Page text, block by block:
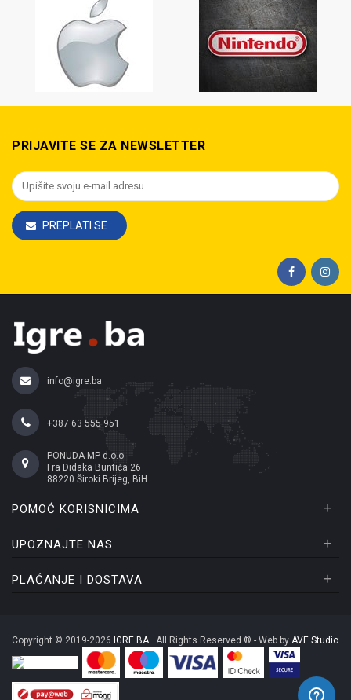
PRIJAVITE SE ZA NEWSLETTER
PREPLATI SE
info@igre.ba
+387 63 555 951
PONUDA MP d.o.o.
Fra Didaka Buntića 26
88220 Široki Brijeg, BiH
POMOĆ KORISNICIMA +
UPOZNAJTE NAS +
PLAĆANJE I DOSTAVA +
Copyright © 2019-2026 IGRE.BA . All Rights Reserved ® - Web by AVE Studio